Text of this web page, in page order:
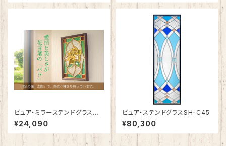
ピュア・ミラーステンドグラス
愛情の「バラ」SH-PS01
¥24,090
ピュア・ステンドグラスSH-C45
¥80,300